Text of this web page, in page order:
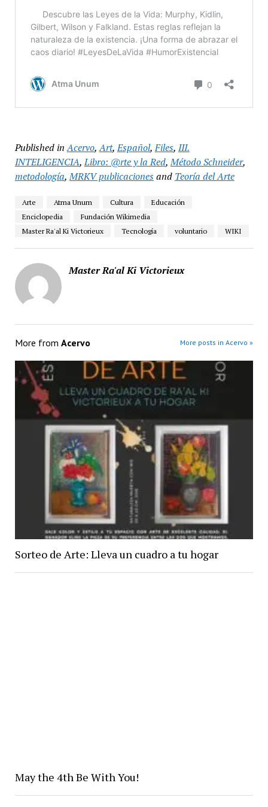
Published in Acervo,Art,Español,Files, III.
INTELIGENCIA,Libro: @rte y la Red,Método Schneider,
metodología,MRKV publicacionesand Teoría del Arte
Arte Atma Unum Cultura
Educación
Enciclopedia
Fundación Wikimedia
Master Ra'al Ki Victorieux
Tecnología voluntario WIKI
Master Ra'al Ki Victorieux
More from Acervo More posts in Acervo »
Sorteo de Arte: Lleva un cuadro a tu hogar
May the 4th Be With You!